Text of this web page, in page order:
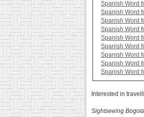
Spanish Word
Spanish Word
Spanish Word
Spanish Word
Spanish Word
Spanish Word
Spanish Word
Spanish Word
Spanish Word
Interested in
Sightseeing